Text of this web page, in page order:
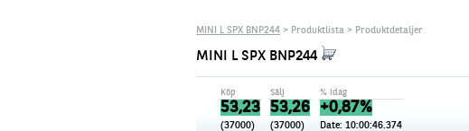
Mini Futures
Unlimited Turbos
Nya produkter
Nyhestbrev+
Realtidskurser
Knock-plocken
Finansiell information
MINI L SPX BNP244 > Produktlista > Produktdetaljer
MINI L SPX BNP244
Köp
53,23
(37000)
Sälj
53,26
(37000)
% idag
+0,87%
Date: 10:00:46.374